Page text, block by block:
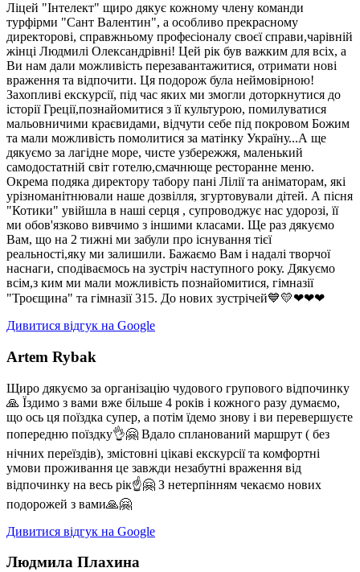
Ліцей "Інтелект" щиро дякує кожному члену команди
турфірми "Сант Валентин", а особливо прекрасному
директорові, справжньому професіоналу своєї справи,чарівній
жінці Людмилі Олександрівні! Цей рік був важким для всіх, а
Ви нам дали можливість перезавантажитися, отримати нові
враження та відпочити. Ця подорож була неймовірною!
Захопливі екскурсії, під час яких ми змогли доторкнутися до
історії Греції,познайомитися з її культурою, помилуватися
мальовничими краєвидами, відчути себе під покровом Божим
та мали можливість помолитися за матінку Україну...А ще
дякуємо за лагідне море, чисте узбережжя, маленький
самодостатній світ готелю,смачнюще ресторанне меню.
Окрема подяка директору табору пані Лілії та аніматорам, які
урізноманітнювали наше дозвілля, згуртовували дітей. А пісня
"Котики" увійшла в наші серця , супроводжує нас удорозі, її
ми обов'язково вивчимо з іншими класами. Ще раз дякуємо
Вам, що на 2 тижні ми забули про існування тієї
реальності,яку ми залишили. Бажаємо Вам і надалі творчої
наснаги, сподіваємось на зустріч наступного року. Дякуємо
всім,з ким ми мали можливість познайомитися, гімназії
"Троєщина" та гімназії 315. До нових зустрічей💙💛❤❤❤
Дивитися відгук на Google
Artem Rybak
Щиро дякуємо за організацію чудового групового відпочинку
🙏 Їздимо з вами вже більше 4 років і кожного разу думаємо,
що ось ця поїздка супер, а потім їдемо знову і ви перевершуєте
попередню поїздку👌🤗 Вдало спланований маршрут ( без
нічних переїздів), змістовні цікаві екскурсії та комфортні
умови проживання це завжди незабутні враження від
відпочинку на весь рік☝️🤗 З нетерпінням чекаємо нових
подорожей з вами🙏🤗
Дивитися відгук на Google
Людмила Плахина